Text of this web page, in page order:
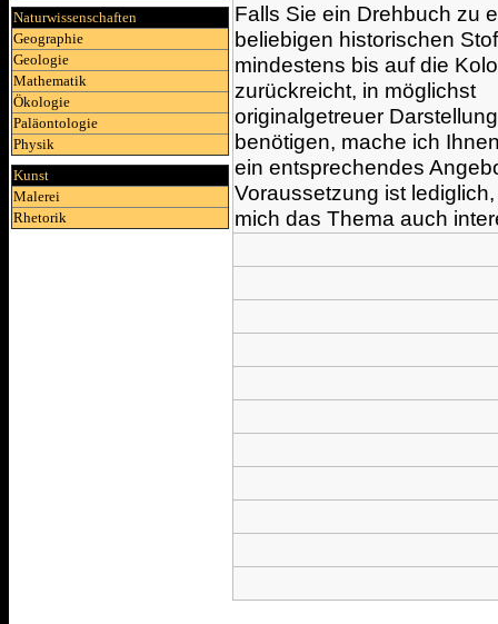
Naturwissenschaften
Geographie
Geologie
Mathematik
Ökologie
Paläontologie
Physik
Kunst
Malerei
Rhetorik
Falls Sie ein Drehbuch zu
beliebigen historischen
mindestens bis auf die
zurückreicht, in möglichst
originalgetreuer Darstellung
benötigen, mache ich
ein entsprechendes
Voraussetzung ist
mich das Thema auch